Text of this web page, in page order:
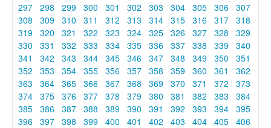
297 298 299 300 301 302 303 304 305 306 307
308
309 310 311 312 313 314 315 316 317 318
319 320 321 322 323 324 325 326 327 328
329
330
331 332 333 334 335 336 337 338 339 340
341
342 343 344 345 346 347 348 349 350
351
352
353 354 355 356 357 358 359 360 361
362
363
364 365 366 367 368 369 370 371 372
373
374 375 376 377 378 379 380 381 382 383
384
385 386 387 388 389 390 391 392 393 394 395
396 397 398 399 400 401 402 403 404 405 406